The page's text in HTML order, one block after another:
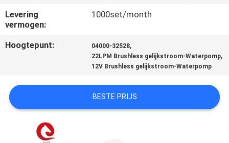
NIEUWS
VRAAG
OFFERTE
SITEMAP
Levering
vermogen:
1000set/month
Hoogtepunt: 04000-32528,
22LPM Brushless gelijkstroom-Waterpomp,
12V Brushless gelijkstroom-Waterpomp
BESTE PRIJS